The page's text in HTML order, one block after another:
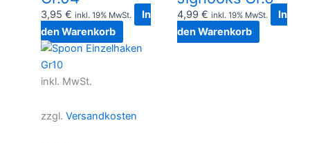
3,95 € inkl. 19% MwSt.
In
den Warenkorb
4,99 € inkl. 19% MwSt.
In
den Warenkorb
inkl. MwSt.
zzgl. Versandkosten